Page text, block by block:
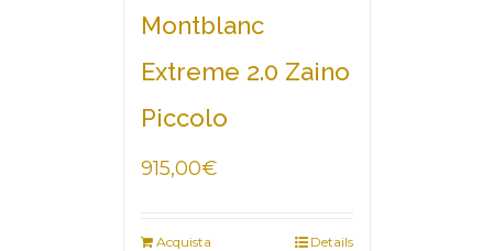
Montblanc
Extreme 2.0 Zaino
Piccolo
915,00€
Acquista Details